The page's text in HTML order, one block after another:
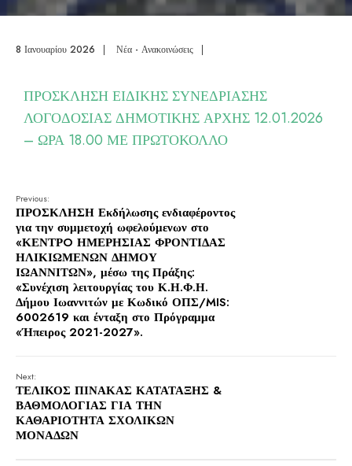
8 Ιανουαρίου 2026 | Νέα - Ανακοινώσεις |
ΠΡΟΣΚΛΗΣΗ ΕΙΔΙΚΗΣ ΣΥΝΕΔΡΙΑΣΗΣ
ΛΟΓΟΔΟΣΙΑΣ ΔΗΜΟΤΙΚΗΣ ΑΡΧΗΣ 12.01.2026
– ΩΡΑ 18.00 ΜΕ ΠΡΩΤΟΚΟΛΛΟ
Previous:
ΠΡΟΣΚΛΗΣΗ Εκδήλωσης ενδιαφέροντος
για την συμμετοχή ωφελούμενων στο
«ΚΕΝΤΡO ΗΜΕΡΗΣΙΑΣ ΦΡΟΝΤΙΔΑΣ
ΗΛΙΚΙΩΜΕΝΩΝ ΔΗΜΟΥ
ΙΩΑΝΝΙΤΩΝ», μέσω της Πράξης:
«Συνέχιση λειτουργίας του Κ.Η.Φ.Η.
Δήμου Ιωαννιτών με Κωδικό ΟΠΣ/MIS:
6002619 και ένταξη στο Πρόγραμμα
«Ήπειρος 2021-2027».
Next:
ΤΕΛΙΚΟΣ ΠΙΝΑΚΑΣ ΚΑΤΑΤΑΞΗΣ &
ΒΑΘΜΟΛΟΓΙΑΣ ΓΙΑ ΤΗΝ
ΚΑΘΑΡΙΟΤΗΤΑ ΣΧΟΛΙΚΩΝ
ΜΟΝΑΔΩΝ